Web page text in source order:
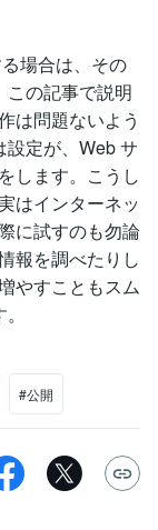
場合は、その
この記事で説明
は問題ないよう
設定が、Web サ
します。こうし
はインターネッ
に試すのも勿論
報を調べたりし
やすこともスム
#公開